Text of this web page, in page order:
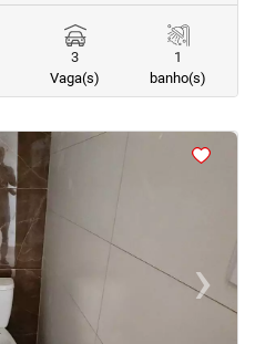
3
Vaga(s)
1
banho(s)
›Next